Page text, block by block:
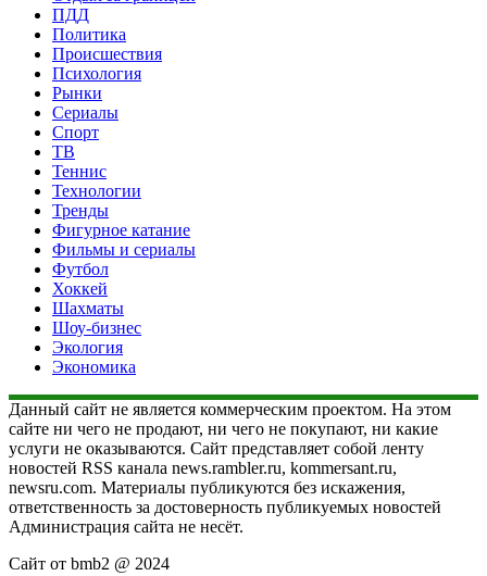
ПДД
Политика
Происшествия
Психология
Рынки
Сериалы
Спорт
ТВ
Теннис
Технологии
Тренды
Фигурное катание
Фильмы и сериалы
Футбол
Хоккей
Шахматы
Шоу-бизнес
Экология
Экономика
Данный сайт не является коммерческим проектом. На этом
сайте ни чего не продают, ни чего не покупают, ни какие
услуги не оказываются. Сайт представляет собой ленту
новостей RSS канала news.rambler.ru, kommersant.ru,
newsru.com. Материалы публикуются без искажения,
ответственность за достоверность публикуемых новостей
Администрация сайта не несёт.
Сайт от bmb2 @ 2024